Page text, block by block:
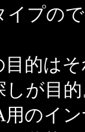
プの
的はそ
しが目
のイ